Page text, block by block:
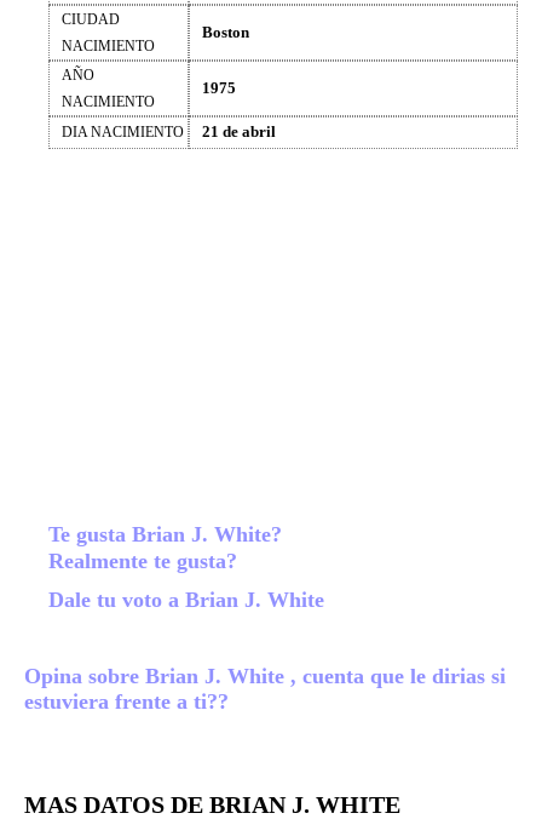
CIUDAD
NACIMIENTO
Boston
AÑO
NACIMIENTO
1975
DIA NACIMIENTO 21 de abril
Te gusta Brian J. White?
Realmente te gusta?
Dale tu voto a Brian J. White
Opina sobre Brian J. White , cuenta que le dirias si
estuviera frente a ti??
MAS DATOS DE BRIAN J. WHITE